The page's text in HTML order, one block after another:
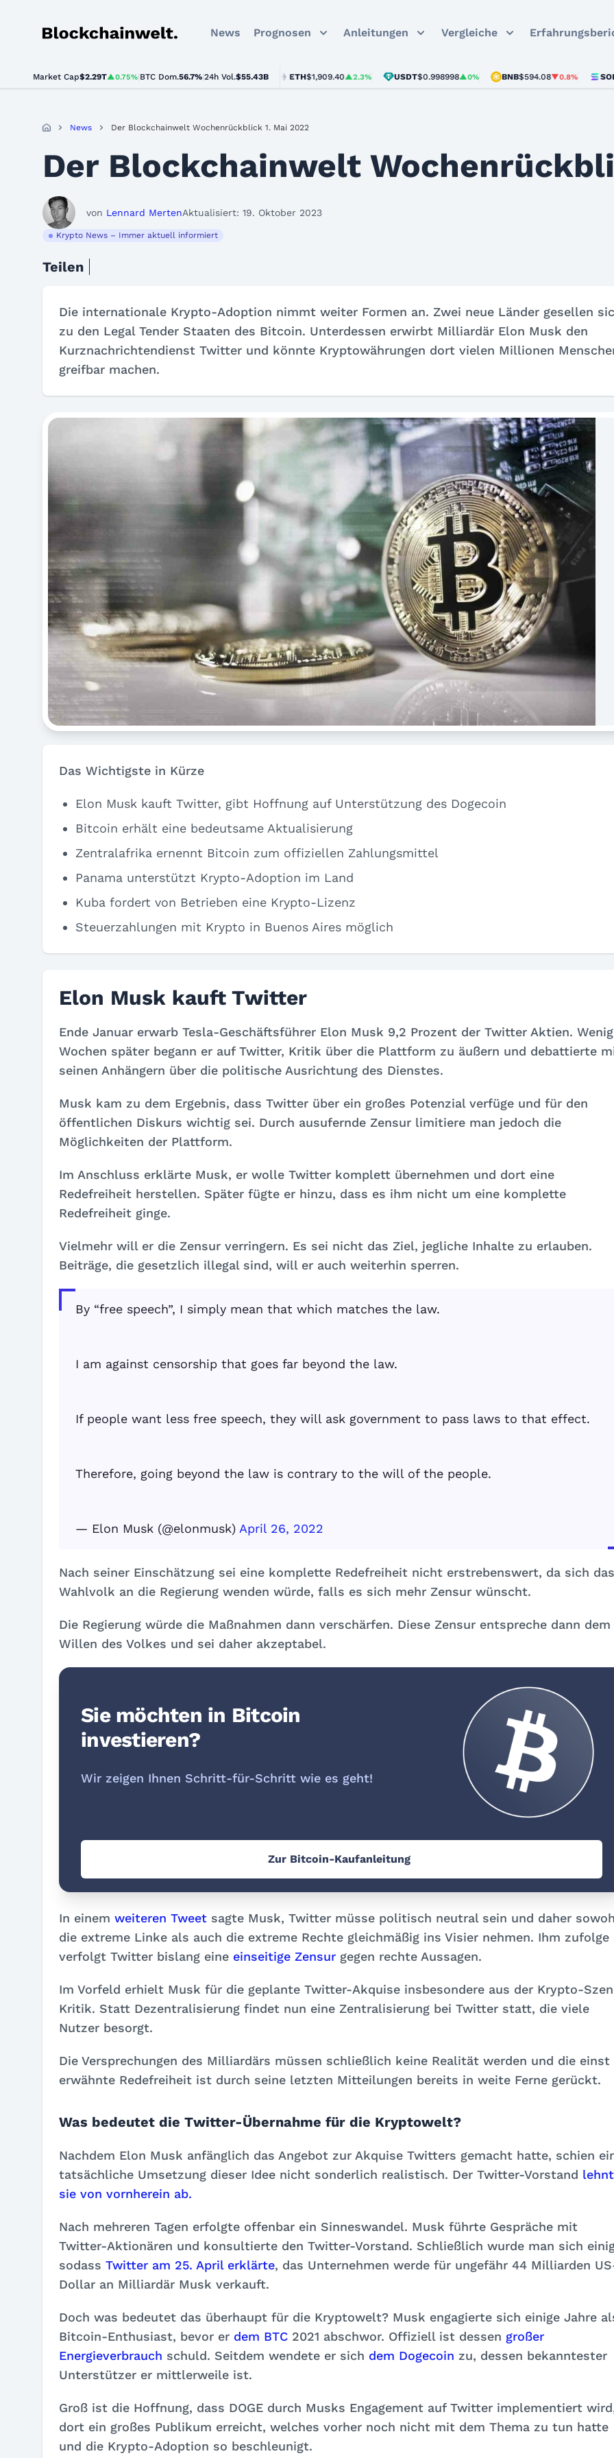
Blockchainwelt News Prognosen Anleitungen Vergleiche
Market Cap$2.29T▲0.75% BTC Dom.56.7% 24h Vol.$55.43B
BTC$64,726.00▲1.2% ETH $1,909.40▲2.3% USDT$0.998998▲0% BNB$594.08▼0.8% SOL
News Der Blockchainwelt Wochenrückblick 1. Mai 2022
Der Blockchainwelt
von Lennard MertenAktualisiert: 19. Oktober 2023
Krypto News – Immer aktuell informiert
Teilen
Die internationale Krypto-Adoption nimmt weiter Formen an. Zwei neue Länder gesellen
zu den Legal Tender Staaten des Bitcoin. Unterdessen erwirbt Milliardär Elon Musk den
Kurznachrichtendienst Twitter und könnte Kryptowährungen dort vielen Millionen
greifbar machen.
Das Wichtigste in Kürze
Elon Musk kauft Twitter, gibt Hoffnung auf Unterstützung des Dogecoin
Bitcoin erhält eine bedeutsame Aktualisierung
Zentralafrika ernennt Bitcoin zum offiziellen Zahlungsmittel
Panama unterstützt Krypto-Adoption im Land
Kuba fordert von Betrieben eine Krypto-Lizenz
Steuerzahlungen mit Krypto in Buenos Aires möglich
Elon Musk kauft Twitter
Ende Januar erwarb Tesla-Geschäftsführer Elon Musk 9,2 Prozent der Twitter Aktien.
Wochen später begann er auf Twitter, Kritik über die Plattform zu äußern und debattierte
seinen Anhängern über die politische Ausrichtung des Dienstes.
Musk kam zu dem Ergebnis, dass Twitter über ein großes Potenzial verfüge und für den
öffentlichen Diskurs wichtig sei. Durch ausufernde Zensur limitiere man jedoch die
Möglichkeiten der Plattform.
Im Anschluss erklärte Musk, er wolle Twitter komplett übernehmen und dort eine
Redefreiheit herstellen. Später fügte er hinzu, dass es ihm nicht um eine komplette
Redefreiheit ginge.
Vielmehr will er die Zensur verringern. Es sei nicht das Ziel, jegliche Inhalte zu erlauben.
Beiträge, die gesetzlich illegal sind, will er auch weiterhin sperren.
By “free speech”, I simply mean that which matches the law.
I am against censorship that goes far beyond the law.
If people want less free speech, they will ask government to pass laws to that effect.
Therefore, going beyond the law is contrary to the will of the people.
— Elon Musk (@elonmusk) April 26, 2022
Nach seiner Einschätzung sei eine komplette Redefreiheit nicht erstrebenswert, da sich das
Wahlvolk an die Regierung wenden würde, falls es sich mehr Zensur wünscht.
Die Regierung würde die Maßnahmen dann verschärfen. Diese Zensur entspreche dann dem
Willen des Volkes und sei daher akzeptabel.
Sie möchten in Bitcoin
investieren?
Wir zeigen Ihnen Schritt-für-Schritt wie es geht!
Zur Bitcoin-Kaufanleitung
In einem weiteren Tweet sagte Musk, Twitter müsse politisch neutral sein und daher
die extreme Linke als auch die extreme Rechte gleichmäßig ins Visier nehmen. Ihm zufolge
verfolgt Twitter bislang eine einseitige Zensur gegen rechte Aussagen.
Im Vorfeld erhielt Musk für die geplante Twitter-Akquise insbesondere aus der Krypto-
Kritik. Statt Dezentralisierung findet nun eine Zentralisierung bei Twitter statt, die viele
Nutzer besorgt.
Die Versprechungen des Milliardärs müssen schließlich keine Realität werden und die einst
erwähnte Redefreiheit ist durch seine letzten Mitteilungen bereits in weite Ferne gerückt.
Was bedeutet die Twitter-Übernahme für die Kryptowelt?
Nachdem Elon Musk anfänglich das Angebot zur Akquise Twitters gemacht hatte, schien
tatsächliche Umsetzung dieser Idee nicht sonderlich realistisch. Der Twitter-Vorstand
sie von vornherein ab.
Nach mehreren Tagen erfolgte offenbar ein Sinneswandel. Musk führte Gespräche mit
Twitter-Aktionären und konsultierte den Twitter-Vorstand. Schließlich wurde man sich
sodass Twitter am 25. April erklärte, das Unternehmen werde für ungefähr 44 Milliarden
Dollar an Milliardär Musk verkauft.
Doch was bedeutet das überhaupt für die Kryptowelt? Musk engagierte sich einige Jahre
Bitcoin-Enthusiast, bevor er dem BTC 2021 abschwor. Offiziell ist dessen großer
Energieverbrauch schuld. Seitdem wendete er sich dem Dogecoin zu, dessen bekanntester
Unterstützer er mittlerweile ist.
Groß ist die Hoffnung, dass DOGE durch Musks Engagement auf Twitter implementiert
dort ein großes Publikum erreicht, welches vorher noch nicht mit dem Thema zu tun hatte
und die Krypto-Adoption so beschleunigt.